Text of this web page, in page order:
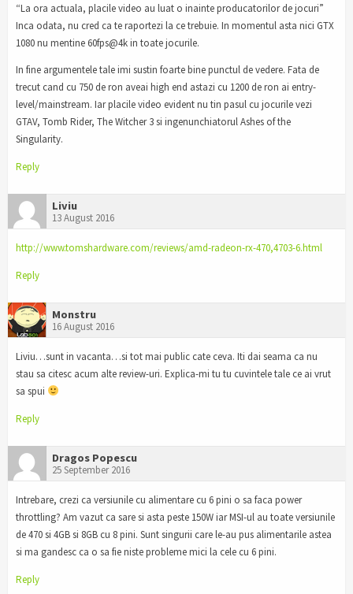
“La ora actuala, placile video au luat o inainte producatorilor de jocuri”
Inca odata, nu cred ca te raportezi la ce trebuie. In momentul asta nici GTX
1080 nu mentine 60fps@4k in toate jocurile.
In fine argumentele tale imi sustin foarte bine punctul de vedere. Fata de
trecut cand cu 750 de ron aveai high end astazi cu 1200 de ron ai entry-
level/mainstream. Iar placile video evident nu tin pasul cu jocurile vezi
GTAV, Tomb Rider, The Witcher 3 si ingenunchiatorul Ashes of the
Singularity.
Reply
Liviu
13 August 2016
http://www.tomshardware.com/reviews/amd-radeon-rx-470,4703-6.html
Reply
Monstru
16 August 2016
Liviu…sunt in vacanta…si tot mai public cate ceva. Iti dai seama ca nu
stau sa citesc acum alte review-uri. Explica-mi tu tu cuvintele tale ce ai vrut
sa spui
Reply
Dragos Popescu
25 September 2016
Intrebare, crezi ca versiunile cu alimentare cu 6 pini o sa faca power
throttling? Am vazut ca sare si asta peste 150W iar MSI-ul au toate versiunile
de 470 si 4GB si 8GB cu 8 pini. Sunt singurii care le-au pus alimentarile astea
si ma gandesc ca o sa fie niste probleme mici la cele cu 6 pini.
Reply